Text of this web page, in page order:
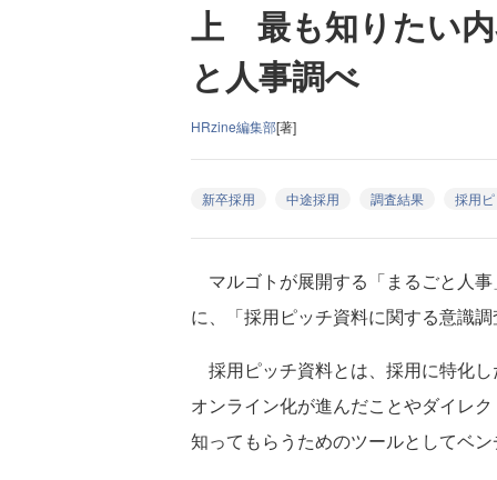
上 最も知りたい
と人事調べ
HRzine編集部[著]
新卒採用 中途採用 調査結果 採用
マルゴトが展開する「まるごと人
に、「採用ピッチ資料に関する意識
採用ピッチ資料とは、採用に特化
オンライン化が進んだことやダイレ
知ってもらうためのツールとしてベ